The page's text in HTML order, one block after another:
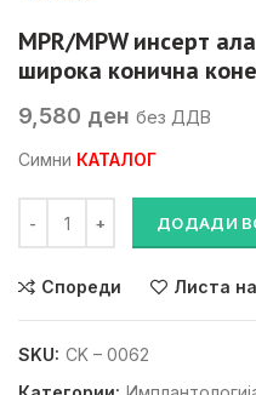
MPR/MPW инсерт
широка конична
9,580 ден без ДДВ
Симни КАТАЛОГ
ДОДАДИ
Спореди Листа
SKU: CK – 0062